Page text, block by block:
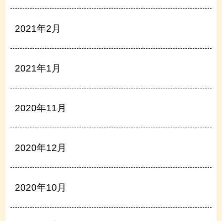
2021年2月
2021年1月
2020年11月
2020年12月
2020年10月